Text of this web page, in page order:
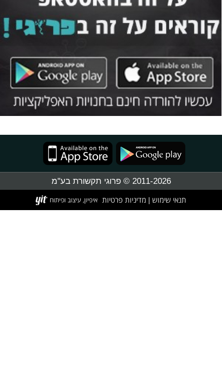
2011-2026 © פרוגי תקשורת בע"מ
תנאי שימוש מדיניות פרטיות